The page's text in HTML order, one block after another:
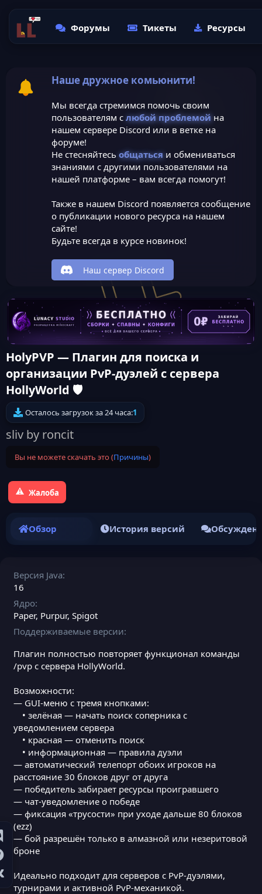
Форумы Тикеты Ресурсы
Наше дружное комьюнити!
Мы всегда стремимся помочь своим
пользователям с любой проблемойна
нашем сервере Discord или в ветке на
форуме!
Не стесняйтесь общатьсяи обмениваться
знаниями с другими пользователями на
нашей платформе – вам всегда помогут!
Также в нашем Discord появляется сообщение
о публикации нового ресурса на нашем
сайте!
Будьте всегда в курсе новинок!
Наш сервер Discord
HolyPVP — Плагин для поиска и
организации PvP-дуэлей с сервера
HollyWorld 🛡️
Осталось загрузок за 24 часа:1
sliv by roncit
Вы не можете скачать это (Причины)
Жалоба
Обзор История версий
Версия Java
16
Ядро
Paper Purpur Spigot
Поддерживаемые версии
Плагин полностью повторяет функционал команды
/pvp с сервера HollyWorld.
Возможности:
— GUI-меню с тремя кнопками:
• зелёная — начать поиск соперника с
уведомлением сервера
• красная — отменить поиск
• информационная — правила дуэли
— автоматический телепорт обоих игроков на
расстояние 30 блоков друг от друга
— победитель забирает ресурсы проигравшего
— чат-уведомление о победе
— фиксация «трусости» при уходе дальше 80 блоков
(ezz)
— бой разрешён только в алмазной или незеритовой
броне
Идеально подходит для серверов с PvP-дуэлями,
турнирами и активной PvP-механикой.